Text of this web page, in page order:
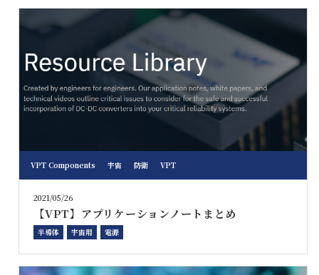
VPT Components 宇宙 防衛 VPT
2021/05/26
【VPT】アプリケーションノートまとめ
半導体 宇宙用 電源